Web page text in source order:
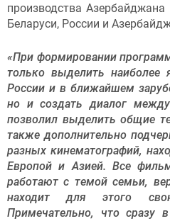
производства
Беларуси, России и
«При формировании
только выделить наиболее
России и в ближайшем
но и создать диалог
позволил выделить общие
также дополнительно
разных кинематографий,
Европой и Азией. Все
работают с темой семьи,
находит для этого
Примечательно, что сразу